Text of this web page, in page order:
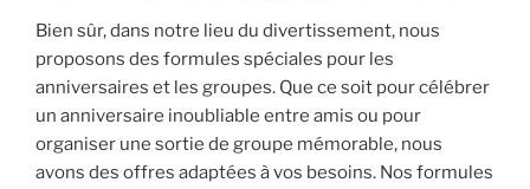
Bien sûr, dans notre lieu du divertissement, nous
proposons des formules spéciales pour les
anniversaires et les groupes. Que ce soit pour célébrer
un anniversaire inoubliable entre amis ou pour
organiser une sortie de groupe mémorable, nous
avons des offres adaptées à vos besoins. Nos formules